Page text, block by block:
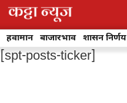
Skip
content
हवामान बाजारभाव शासन निर्णय
[spt-posts-ticker]